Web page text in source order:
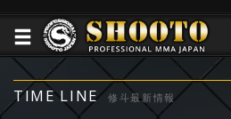
TIME LINE 修斗最新情報